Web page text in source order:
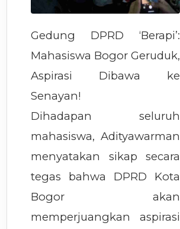
Gedung DPRD ‘Berapi’:
Mahasiswa Bogor Geruduk,
Aspirasi Dibawa ke
Senayan!
Dihadapan seluruh
mahasiswa, Adityawarman
menyatakan sikap secara
tegas bahwa DPRD Kota
Bogor akan
memperjuangkan aspirasi